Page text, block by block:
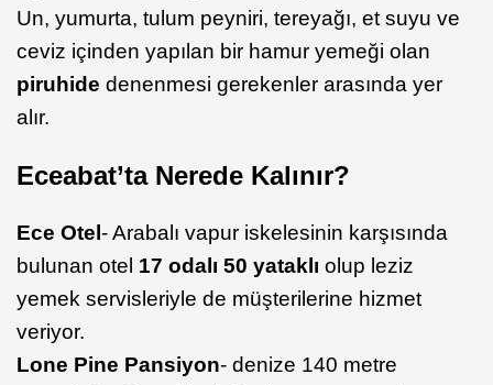
Un, yumurta, tulum peyniri, tereyağı, et suyu ve
ceviz içinden yapılan bir hamur yemeği olan
piruhide denenmesi gerekenler arasında yer
alır.
Eceabat’ta Nerede Kalınır?
Ece Otel - Arabalı vapur iskelesinin karşısında
bulunan otel 17 odalı 50 yataklı olup leziz
yemek servisleriyle de müşterilerine hizmet
veriyor.
Lone Pine Pansiyon- denize 140 metre